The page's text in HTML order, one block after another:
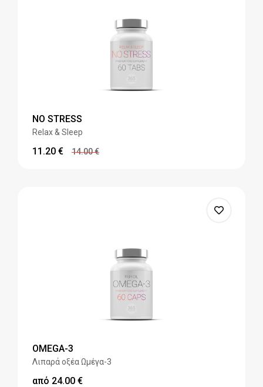
NO STRESS
Relax & Sleep
11.20 € 14.00€
OMEGA-3
Λιπαρά οξέα Ωμέγα-3
από 24.00 €